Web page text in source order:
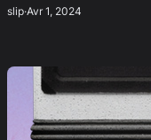
slip·Avr 1, 2024